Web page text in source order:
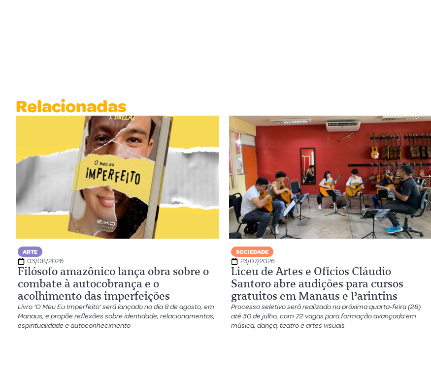
Relacionadas
ARTE
03/08/2026
Filósofo amazônico lança obra sobre o
combate à autocobrança e o
acolhimento das imperfeições
Livro ‘O Meu Eu Imperfeito’ será lançado no dia 8 de agosto, em
Manaus, e propõe reflexões sobre identidade, relacionamentos,
espiritualidade e autoconhecimento
SOCIEDADE
23/07/2026
Liceu de Artes e Ofícios Cláudio
Santoro abre audições para cursos
gratuitos em Manaus e Parintins
Processo seletivo será realizado na próxima quarta-feira (28)
até 30 de julho, com 72 vagas para formação avançada em
música, dança, teatro e artes visuais